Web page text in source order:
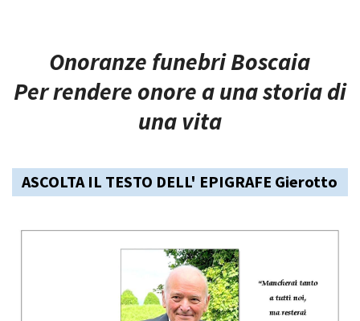
ASCOLTA IL TESTO DELL' EPIGRAFE Gierotto